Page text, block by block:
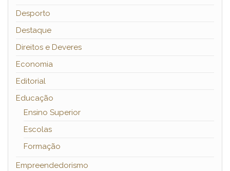
Desporto
Destaque
Direitos e Deveres
Economia
Editorial
Educação
Ensino Superior
Escolas
Formação
Empreendedorismo